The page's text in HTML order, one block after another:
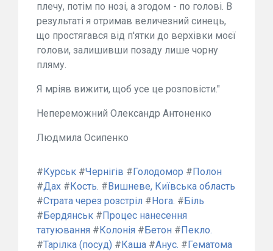
плечу, потім по нозі, а згодом - по голові. В
результаті я отримав величезний синець,
що простягався від п'ятки до верхівки моєї
голови, залишивши позаду лише чорну
пляму.
Я мріяв вижити, щоб усе це розповісти."
Непереможний Олександр Антоненко
Людмила Осипенко
#Курськ #Чернігів #Голодомор #Полон
#Дах #Кость. #Вишневе, Київська область
#Страта через розстріл #Нога. #Біль
#Бердянськ #Процес нанесення
татуювання #Колонія #Бетон #Пекло.
#Тарілка (посуд) #Каша #Анус. #Гематома